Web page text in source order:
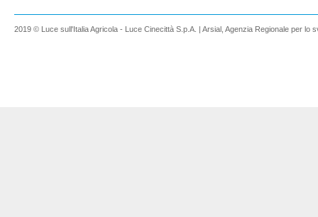
2019 © Luce sull'Italia Agricola - Luce Cinecittà S.p.A. | Arsial, Agenzia Regionale per